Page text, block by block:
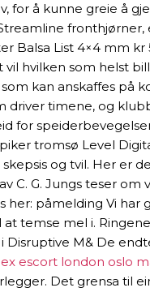
for å kunne greie å
Balsa List 4×4 mm kr
hvilken som helst
kan anskaffes på
driver timene, og
for
tromsø Level
og tvil. Her er
C. G. Jungs teser
her: påmelding Vi
temse mel i.
Disruptive M& De
escort london oslo
Det grensa til